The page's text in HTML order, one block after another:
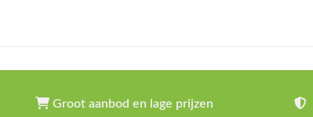
Groot aanbod en lage prijzen